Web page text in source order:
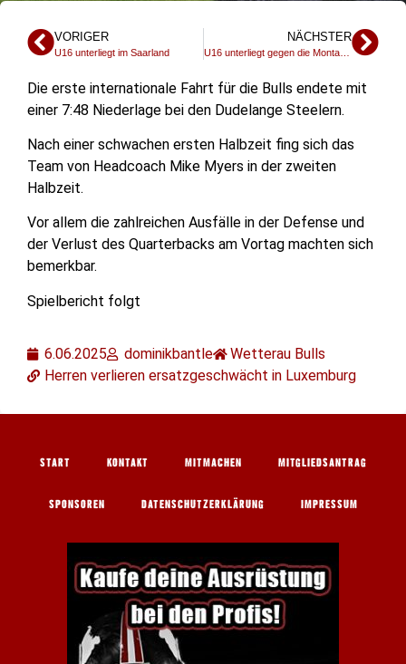
VORIGER
U16 unterliegt im Saarland
NÄCHSTER
U16 unterliegt gegen die Montabaur Fighting Farmers mit 6:24
Die erste internationale Fahrt für die Bulls endete mit
einer 7:48 Niederlage bei den Dudelange Steelern.
Nach einer schwachen ersten Halbzeit fing sich das
Team von Headcoach Mike Myers in der zweiten
Halbzeit.
Vor allem die zahlreichen Ausfälle in der Defense und
der Verlust des Quarterbacks am Vortag machten sich
bemerkbar.
Spielbericht folgt
6.06.2025 dominikbantle
Wetterau Bulls
Herren verlieren ersatzgeschwächt in Luxemburg
START KONTAKT MITMACHEN MITGLIEDSANTRAG
SPONSOREN DATENSCHUTZERKLÄRUNG IMPRESSUM